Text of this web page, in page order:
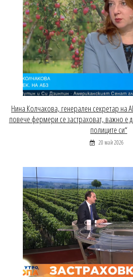
Нина Колчакова, генерален секретар на
повече фермери се застраховат, важно е
полиците си“
20 май 2026